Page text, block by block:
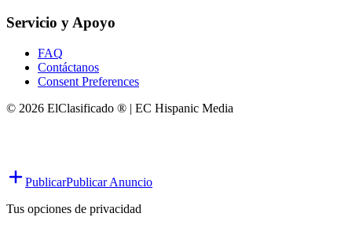
Servicio y Apoyo
FAQ
Contáctanos
Consent Preferences
© 2026 ElClasificado ® | EC Hispanic Media
PublicarPublicar Anuncio
Tus opciones de privacidad